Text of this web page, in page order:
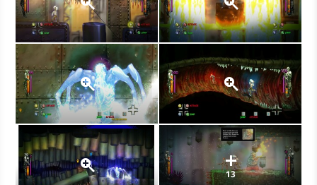
13